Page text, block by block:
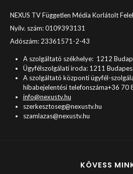
NEXUS TV Független Média Korlátolt
Nyilv. szám: 0109393131
Adószám: 23361571-2-43
A szolgáltató székhelye: 1212
Ügyfélszolgálati iroda: 1211
A szolgáltató központi ügyfél-
hibabejelentési telefonszáma+36 70
info@nexustv.hu
szerkesztoseg@nexustv.hu
szamlazas@nexustv.hu
KÖVESS